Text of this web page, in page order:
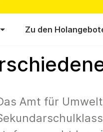
Zu den
Amt für